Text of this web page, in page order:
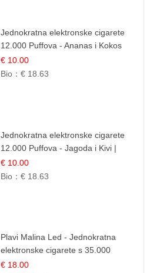
Jednokratna elektronske cigarete
12.000 Puffova - Ananas i Kokos
Sladoled | Tropski Desert
€ 10.00
Bio：€ 18.63
Jednokratna elektronske cigarete
12.000 Puffova - Jagoda i Kivi |
Sočna Voćna Kombinacija
€ 10.00
Bio：€ 18.63
Plavi Malina Led - Jednokratna
elektronske cigarete s 35.000
šlukova | IBVape
€ 18.00